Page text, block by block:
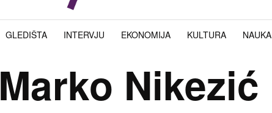
GLEDIŠTA INTERVJU EKONOMIJA KULTURA NAUKA
Marko Nikezić